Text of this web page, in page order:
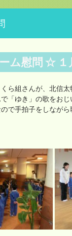
ム慰問 ☆ １
ら組さんが、北信
「ゆき」の歌をお
で手拍子をしなが